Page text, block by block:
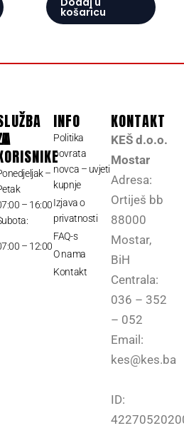
košaricu
–
– 16:00
– 12:00
INFO
Politika
povrata
novca – uvjeti
kupnje
Izjava o
privatnosti
FAQ-s
O nama
Kontakt
KONTAKT
KEŠ d.o.o.
Mostar
Adresa:
Ortiješ bb
88000
Mostar,
BiH
Centrala:
036 – 352
– 052
Email:
kes@kes.ba
ID: